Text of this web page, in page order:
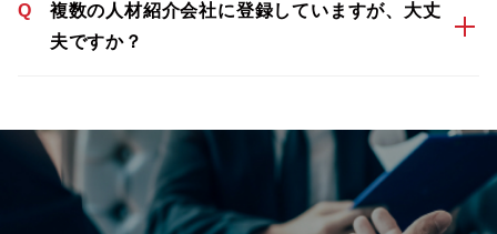
Q
複数の人材紹介会社に登録していますが、大丈
夫ですか？